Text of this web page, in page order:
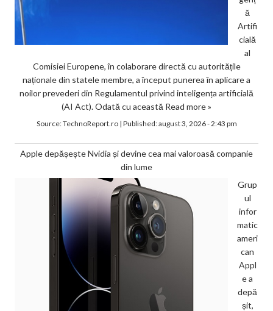
ă
Artifi
cială
al
Comisiei Europene, în colaborare directă cu autoritățile
naționale din statele membre, a început punerea în aplicare a
noilor prevederi din Regulamentul privind inteligența artificială
(AI Act). Odată cu această Read more »
Source:TechnoReport.ro| Published:august 3, 2026 - 2:43 pm
Apple depășește Nvidia și devine cea mai valoroasă companie
din lume
Grup
ul
infor
matic
ameri
can
Appl
e a
depă
șit,